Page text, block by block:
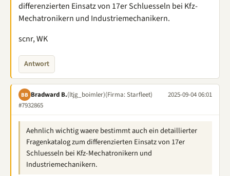
differenzierten Einsatz von 17er Schluesseln bei Kfz-
Mechatronikern und Industriemechanikern.
scnr, WK
Antwort
BB Bradward B.(ltjg_boimler)(Firma: Starfleet)
2025-09-04 06:01
#7932865
Aehnlich wichtig waere bestimmt auch ein detaillierter
Fragenkatalog zum differenzierten Einsatz von 17er
Schluesseln bei Kfz-Mechatronikern und
Industriemechanikern.